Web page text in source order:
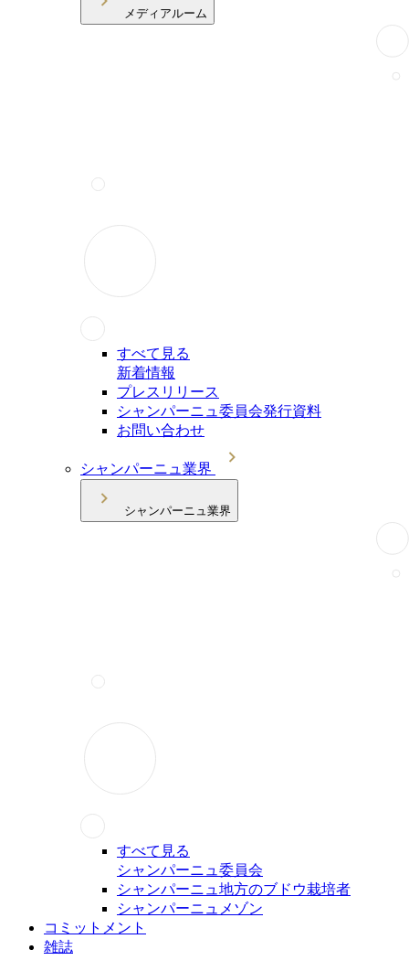
メディアルーム
すべて見る
新着情報
プレスリリース
シャンパーニュ委員会発行資料
お問い合わせ
シャンパーニュ業界
シャンパーニュ業界
すべて見る
シャンパーニュ委員会
シャンパーニュ地方のブドウ栽培者
シャンパーニュメゾン
コミットメント
雑誌